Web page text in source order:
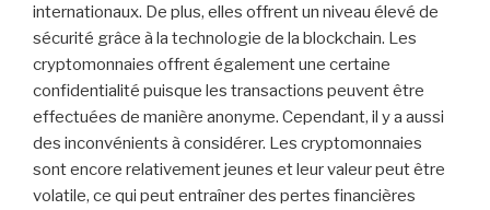
internationaux. De plus, elles offrent un niveau élevé de
sécurité grâce à la technologie de la blockchain. Les
cryptomonnaies offrent également une certaine
confidentialité puisque les transactions peuvent être
effectuées de manière anonyme. Cependant, il y a aussi
des inconvénients à considérer. Les cryptomonnaies
sont encore relativement jeunes et leur valeur peut être
volatile, ce qui peut entraîner des pertes financières